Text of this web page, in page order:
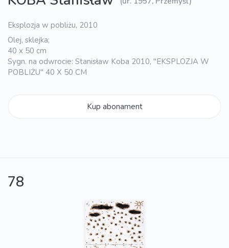
Eksplozja w pobliżu, 2010
Olej, sklejka;
40 x 50 cm
Sygn. na odwrocie: Stanisław Koba 2010, "EKSPLOZJA W
POBLIŻU" 40 X 50 CM
Kup abonament
78